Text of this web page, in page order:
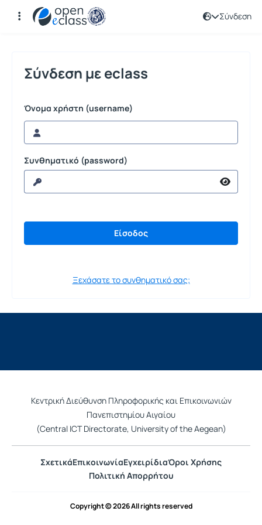
Σύνδεση
Σύνδεση
Σύνδεση με eclass
Όνομα χρήστη (username)
Συνθηματικό (password)
Ξεχάσατε το συνθηματικό σας;
Κεντρική Διεύθυνση Πληροφορικής και Επικοινωνιών
Πανεπιστημίου Αιγαίου
(Central ICT Directorate, University of the Aegean)
ΣχετικάΕπικοινωνίαΕγχειρίδιαΌροι Χρήσης
Πολιτική Απορρήτου
Copyright © 2026 All rights reserved